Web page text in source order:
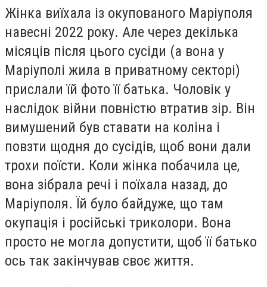
Жінка виїхала із окупованого Маріуполя
навесні 2022 року. Але через декілька
місяців після цього сусіди (а вона у
Маріуполі жила в приватному секторі)
прислали їй фото її батька. Чоловік у
наслідок війни повністю втратив зір. Він
вимушений був ставати на коліна і
повзти щодня до сусідів, щоб вони дали
трохи поїсти. Коли жінка побачила це,
вона зібрала речі і поїхала назад, до
Маріуполя. Їй було байдуже, що там
окупація і російські триколори. Вона
просто не могла допустити, щоб її батько
ось так закінчував своє життя.